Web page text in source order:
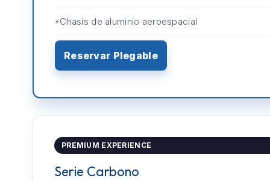
Chasis de aluminio aeroespacial
Reservar Plegable
PREMIUM EXPERIENCE
Serie Carbono